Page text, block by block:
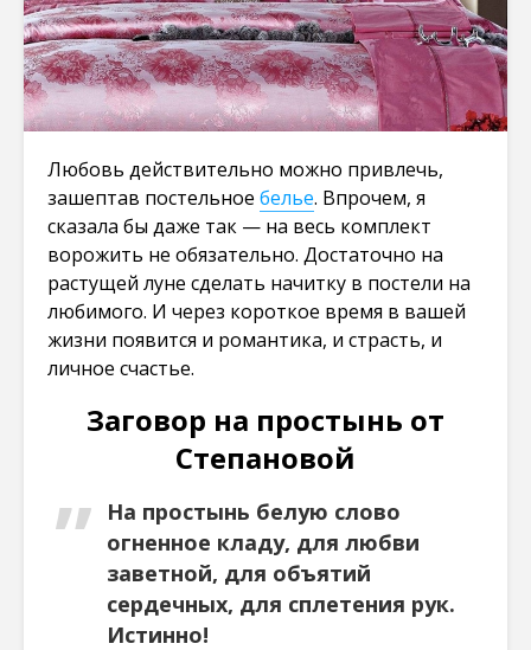
Любовь действительно можно привлечь,
зашептав постельное белье. Впрочем, я
сказала бы даже так — на весь комплект
ворожить не обязательно. Достаточно на
растущей луне сделать начитку в постели на
любимого. И через короткое время в вашей
жизни появится и романтика, и страсть, и
личное счастье.
Заговор на простынь от
Степановой
На простынь белую слово
огненное кладу, для любви
заветной, для объятий
сердечных, для сплетения рук.
Истинно!